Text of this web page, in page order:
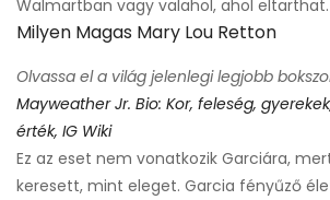
Walmartban vagy valahol, ahol eltarthat.
Milyen Magas Mary Lou Retton
Olvassa el a világ jelenlegi legjobb
Mayweather Jr. Bio: Kor, feleség,
érték, IG Wiki
Ez az eset nem vonatkozik Garciára,
keresett, mint eleget. Garcia fényűző